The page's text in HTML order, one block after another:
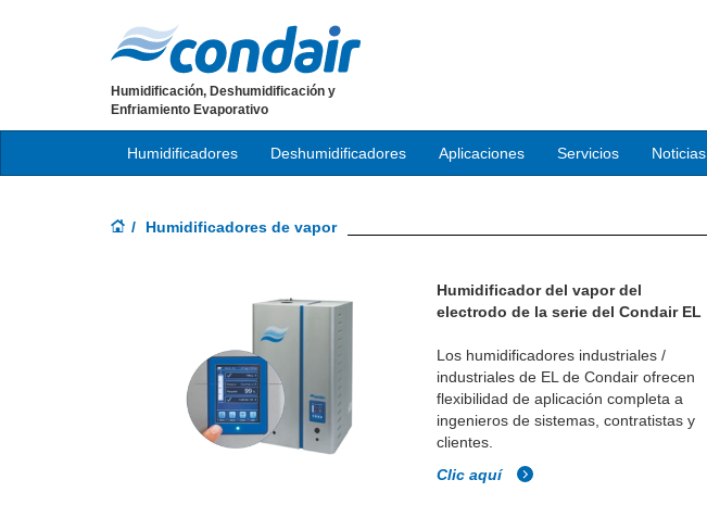
Humidificación, Deshumidificación y
Enfriamiento Evaporativo
Humidificadores Deshumidificadores Aplicaciones Servicios Noticias
Humidificadores de vapor
Humidificador del vapor del
electrodo de la serie del Condair EL
Los humidificadores industriales /
industriales de EL de Condair ofrecen
flexibilidad de aplicación completa a
ingenieros de sistemas, contratistas y
clientes.
Clic aquí